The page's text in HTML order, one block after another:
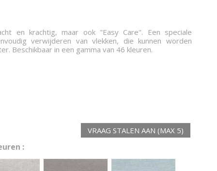
en krachtig, maar ook "Easy Care". Een speciale
verwijderen van vlekken, die kunnen worden
Beschikbaar in een gamma van 46 kleuren.
VRAAG STALEN AAN (MAX 5)
: